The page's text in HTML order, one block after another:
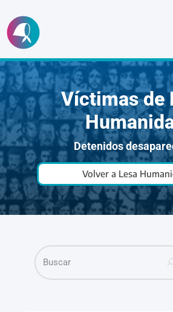
Ir
al
contenido
Víctimas de
Detenidos
Volver a Lesa